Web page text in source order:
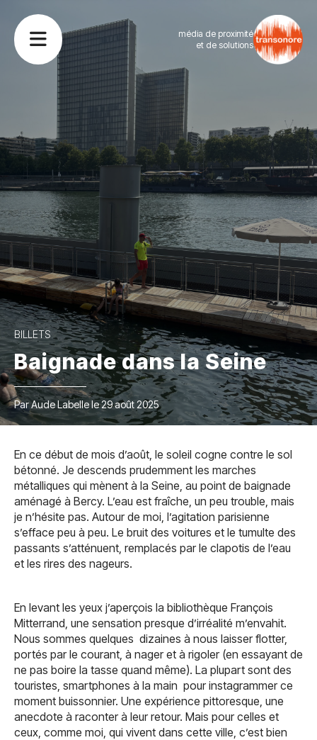
média de proximité
et de solutions
BILLETS
Baignade dans la Seine
Par Aude Labelle le 29 août 2025
En ce début de mois d’août, le soleil cogne contre le sol
bétonné. Je descends prudemment les marches
métalliques qui mènent à la Seine, au point de baignade
aménagé à Bercy. L’eau est fraîche, un peu trouble, mais
je n’hésite pas. Autour de moi, l’agitation parisienne
s’efface peu à peu. Le bruit des voitures et le tumulte des
passants s’atténuent, remplacés par le clapotis de l’eau
et les rires des nageurs.
En levant les yeux j’aperçois la bibliothèque François
Mitterrand, une sensation presque d’irréalité m’envahit.
Nous sommes quelques dizaines à nous laisser flotter,
portés par le courant, à nager et à rigoler (en essayant de
ne pas boire la tasse quand même). La plupart sont des
touristes, smartphones à la main pour instagrammer ce
moment buissonnier. Une expérience pittoresque, une
anecdote à raconter à leur retour. Mais pour celles et
ceux, comme moi, qui vivent dans cette ville, c’est bien